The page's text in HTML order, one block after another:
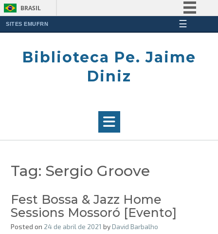
BRASIL
Participe
SITES EMUFRN ☰
Biblioteca Pe. Jaime
Diniz
Tag: Sergio Groove
Fest Bossa & Jazz Home
Sessions Mossoró [Evento]
Posted on 24 de abril de 2021 byDavid Barbalho